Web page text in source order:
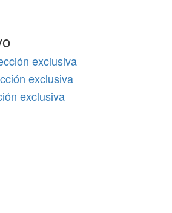
exclusiva
exclusiva
exclusiva